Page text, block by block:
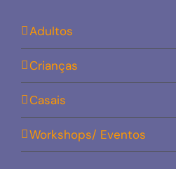
Adultos
Crianças
Casais
Workshops/ Eventos